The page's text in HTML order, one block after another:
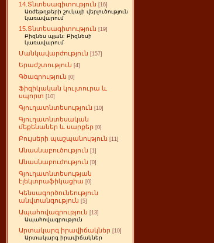
14.Տնտեսագիտություն [16]
Առժեթղթերի շուկայի վերլուծություն
կառավարում
15.Տնտեսագիտություն [19]
Բիզնես պլան: Բիզնեսի
կառավարում
Մանկավարժություն [157]
Երաժշտություն [4]
Գծագրություն [0]
Ֆիզիկական կուլտուրա և
սպորտ [10]
Գյուղատնտեսություն [10]
Գյուղատնտեսական
մեքենաներ և սարքեր [0]
Բույսերի պաշպանություն [11]
Անասնաբուծություն [1]
Անասնաբուժություն [0]
Գյուղատնտեսության
էլեկտրաֆիկացիա [0]
Կենսագործունեություն
անվտանգություն [5]
Ապահովագրություն [13]
Ապահովագրություն
Արտակարգ իրավիճակներ [10]
Արտակարգ իրավիճակներ